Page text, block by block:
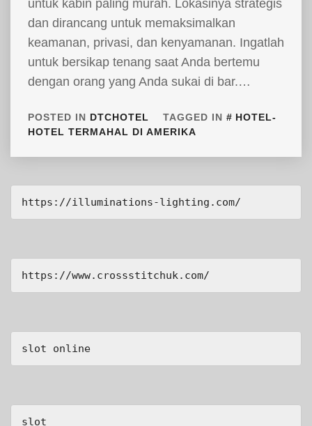
untuk kabin paling murah. Lokasinya strategis
dan dirancang untuk memaksimalkan
keamanan, privasi, dan kenyamanan. Ingatlah
untuk bersikap tenang saat Anda bertemu
dengan orang yang Anda sukai di bar.…
POSTED IN DTCHOTEL TAGGED IN
HOTEL-
HOTEL TERMAHAL DI AMERIKA
https://illuminations-lighting.com/
https://www.crossstitchuk.com/
slot online
slot